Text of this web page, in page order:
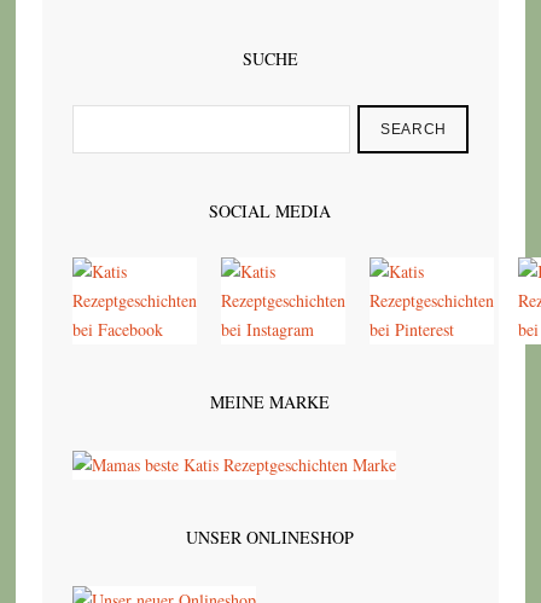
SUCHE
SEARCH
SOCIAL MEDIA
MEINE MARKE
UNSER ONLINESHOP